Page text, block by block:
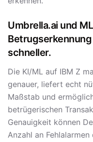
Umbrella.ai und
schneller.
Die KI/ML auf IBM Z
genauer, liefert echt
Maßstab und
betrügerischen
Genauigkeit können
Anzahl an